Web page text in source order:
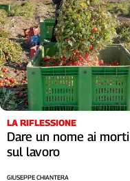
LA RIFLESSIONE
Dare un nome ai morti
sul lavoro
GIUSEPPE CHIANTERA